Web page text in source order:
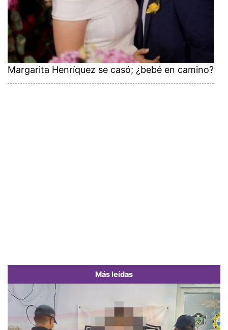
Margarita Henríquez se casó; ¿bebé en camino?
Más leídas